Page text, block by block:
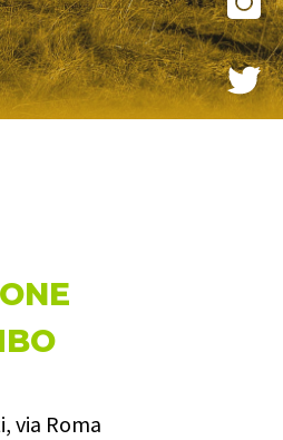
via Roma